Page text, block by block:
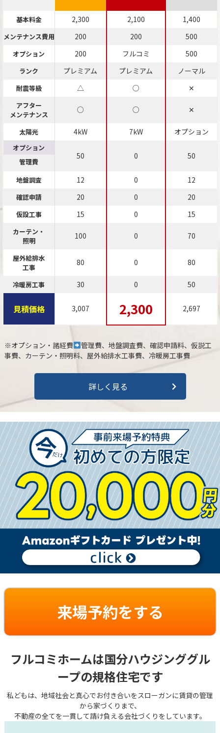
基本料金 2,300 2,100 1,400
メンテナンス費用 200 200 500
オプション 200 フルコミ 500
ランク プレミアム プレミアム ノーマル
耐震等級 △ ○ ✕
アフター
メンテナンス
○ ○ ✕
太陽光 4kW 7kW オプション
オプション
管理費
50 0 50
地盤調査 12 0 12
確認申請 20 0 20
仮設工事 15 0 15
カーテン・
照明
100 0 70
屋外給排水
工事
80 0 80
冷暖房工事 30 0 50
見積価格 3,007 2,300 2,697
※オプション・諸経費
管理費、地盤調査費、確認申請料、仮説工
事費、カーテン・照明料、屋外給排水工事費、冷暖房工事費
詳しく見る
来場予約をする
フルコミホームは国分ハウジンググル
ープの規格住宅です
私どもは、地域社会と真心でお付き合いをスローガンに賃貸の管理
から家づくりまで、
不動産の全てを一貫して請け負える会社づくりをしています。